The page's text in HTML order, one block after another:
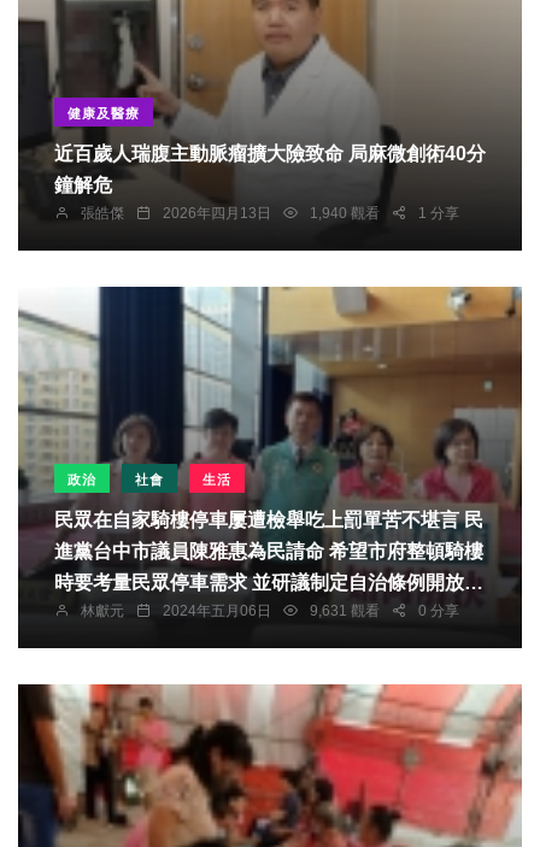
健康及醫療
近百歲人瑞腹主動脈瘤擴大險致命 局麻微創術40分
鐘解危
張皓傑 2026年四月13日 1,940 觀看 1 分享
政治 社會 生活
民眾在自家騎樓停車屢遭檢舉吃上罰單苦不堪言 民
進黨台中市議員陳雅惠為民請命 希望市府整頓騎樓
時要考量民眾停車需求 並研議制定自治條例開放騎
樓讓民眾停車
林獻元 2024年五月06日 9,631 觀看 0 分享